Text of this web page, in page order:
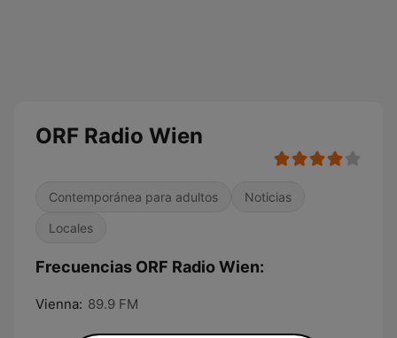
ORF Radio Wien
Contemporánea para adultos Noticias
Locales
Frecuencias ORF Radio Wien:
Vienna: 89.9 FM